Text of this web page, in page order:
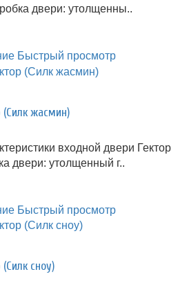
двери: утолщенны..
Быстрый просмотр
(Силк жасмин)
входной двери Гектор
двери: утолщенный г..
Быстрый просмотр
сноу)